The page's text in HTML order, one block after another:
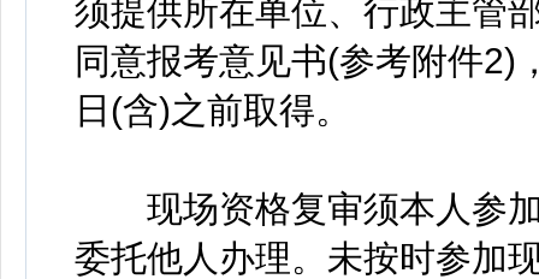
须提供所在单位、行政主管
同意报考意见书(参考附件2)
日(含)之前取得。
现场资格复审须本人参加
委托他人办理。未按时参加